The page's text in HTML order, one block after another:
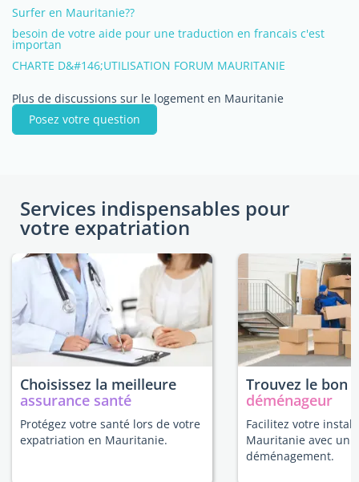
Surfer en Mauritanie??
besoin de votre aide pour une traduction en francais c'est
importan
CHARTE D&#146;UTILISATION FORUM MAURITANIE
Plus de discussions sur le logement en Mauritanie
Posez votre question
Services indispensables pour
votre expatriation
Choisissez la meilleure
assurance santé
Protégez votre santé lors de votre
expatriation en Mauritanie.
Trouvez le bon
déménageur
Facilitez votre
Mauritanie avec un
déménagement.